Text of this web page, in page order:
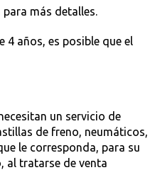
más detalles.
4 años, es posible que el
un servicio de
de freno, neumáticos,
le corresponda, para su
al tratarse de venta